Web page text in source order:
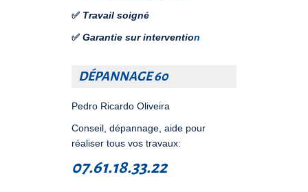
✅ Travail soigné
✅ Garantie sur intervention
DÉPANNAGE 60
Pedro Ricardo Oliveira
Conseil, dépannage, aide pour
réaliser tous vos travaux:
07.61.18.33.22